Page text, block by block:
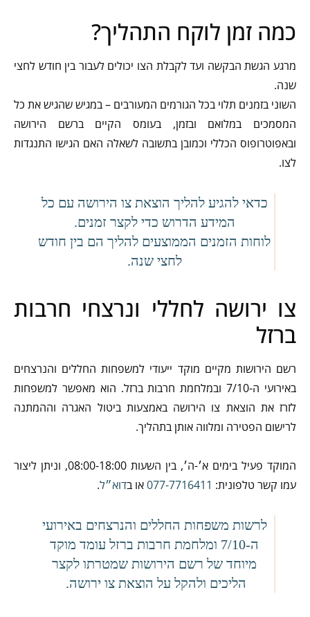
כמה זמן לוקח התהליך?
מרגע הגשת הבקשה ועד לקבלת הצו יכולים לעבור בין חודש לחצי
שנה.
השוני בזמנים תלוי בכל הגורמים המעורבים – במגיש שהגיש את כל
המסמכים במלואם ובזמן, בעומס הקיים ברשם הירושה
ובאפוטרופוס הכללי וכמובן בתשובה לשאלה האם הגישו התנגדות
לצו.
כדאי להגיע להליך הוצאת צו הירושה עם כל
המידע הדרוש כדי לקצר זמנים.
לוחות הזמנים הממוצעים להליך הם בין חודש
לחצי שנה.
צו ירושה לחללי ונרצחי חרבות
ברזל
רשם הירושות מקיים מוקד ייעודי למשפחות החללים והנרצחים
באירועי ה-7/10 ובמלחמת חרבות ברזל. הוא מאפשר למשפחות
לזרז את הוצאת צו הירושה באמצעות ביטול האגרה וההמתנה
לרישום הפטירה ומלווה אותן בתהליך.
המוקד פעיל בימים א׳-ה׳, בין השעות 08:00-18:00, וניתן ליצור
עמו קשר טלפונית: 077-7716411או בדוא״ל.
לרשות משפחות החללים והנרצחים באירועי
ה-7/10 ומלחמת חרבות ברזל עומד מוקד
מיוחד של רשם הירושות שמטרתו לקצר
הליכים ולהקל על הוצאת צו ירושה.